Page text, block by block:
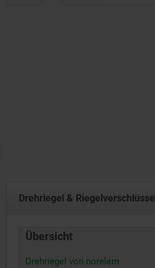
Drehriegel & Riegelverschlüsse
Übersicht
Drehriegel von norelem